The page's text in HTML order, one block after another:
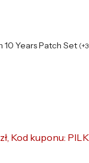
10 Years Patch Set (+
Kod kuponu: